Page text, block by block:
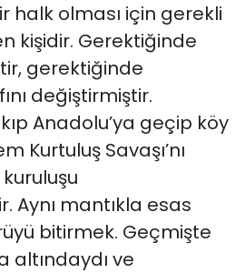
halk olması için gerekli
kişidir. Gerektiğinde
gerektiğinde
değiştirmiştir.
Anadolu’ya geçip köy
Kurtuluş Savaşı’nı
Aynı mantıkla esas
bitirmek. Geçmişte
altındaydı ve